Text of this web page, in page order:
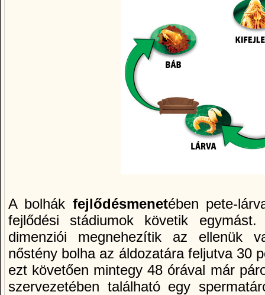
A bolhák fejlődésmenetében pete-
fejlődési stádiumok követik
dimenziói megnehezítik az ellenük
nőstény bolha az áldozatára feljutva 30
ezt követően mintegy 48 órával már
szervezetében található egy